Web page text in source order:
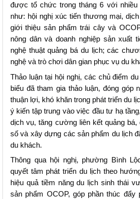
được tổ chức trong tháng 6 với nhiều
như: hội nghị xúc tiến thương mại,
giới thiệu sản phẩm trái cây và
nông dân và doanh nghiệp sản xuất
nghệ thuật quảng bá du lịch; các
nghệ và trò chơi dân gian phục vụ du
Thảo luận tại hội nghị, các chủ điểm
biểu đã tham gia thảo luận, đóng góp
thuận lợi, khó khăn trong phát triển du
ý kiến tập trung vào việc đầu tư hạ
dịch vụ, tăng cường liên kết quảng bá,
số và xây dựng các sản phẩm du lịch
du khách.
Thông qua hội nghị, phường Bình
quyết tâm phát triển du lịch theo
hiệu quả tiềm năng du lịch sinh thái
sản phẩm OCOP, góp phần thúc đẩy